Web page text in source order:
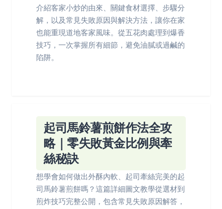
介紹客家小炒的由來、關鍵食材選擇、步驟分
解，以及常見失敗原因與解決方法，讓你在家
也能重現道地客家風味。從五花肉處理到爆香
技巧，一次掌握所有細節，避免油膩或過鹹的
陷阱。
起司馬鈴薯煎餅作法全攻
略｜零失敗黃金比例與牽
絲秘訣
想學會如何做出外酥內軟、起司牽絲完美的起
司馬鈴薯煎餅嗎？這篇詳細圖文教學從選材到
煎炸技巧完整公開，包含常見失敗原因解答，